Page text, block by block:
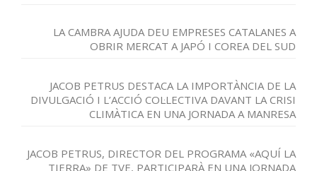
LA CAMBRA AJUDA DEU EMPRESES CATALANES A
OBRIR MERCAT A JAPÓ I COREA DEL SUD
JACOB PETRUS DESTACA LA IMPORTÀNCIA DE LA
DIVULGACIÓ I L’ACCIÓ COL·LECTIVA DAVANT LA CRISI
CLIMÀTICA EN UNA JORNADA A MANRESA
JACOB PETRUS, DIRECTOR DEL PROGRAMA «AQUÍ LA
TIERRA» DE TVE, PARTICIPARÀ EN UNA JORNADA